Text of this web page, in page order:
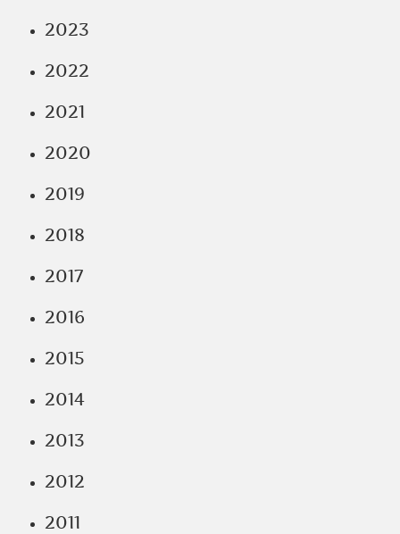
2023
2022
2021
2020
2019
2018
2017
2016
2015
2014
2013
2012
2011